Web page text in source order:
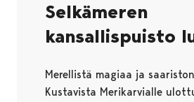
Selkämeren
kansallispuisto
Merellistä magiaa ja
Kustavista Merikarvialle